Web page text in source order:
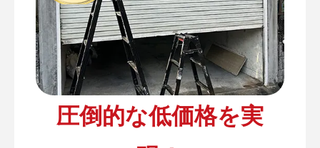
圧倒的な低価格を実